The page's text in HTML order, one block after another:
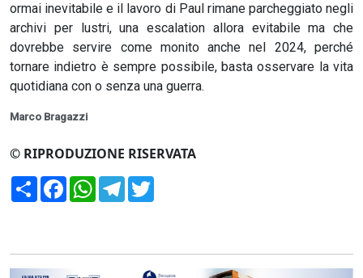
ormai inevitabile e il lavoro di Paul rimane parcheggiato negli
archivi per lustri, una escalation allora evitabile ma che
dovrebbe servire come monito anche nel 2024, perché
tornare indietro è sempre possibile, basta osservare la vita
quotidiana con o senza una guerra.
Marco Bragazzi
© RIPRODUZIONE RISERVATA
CondividiFacebookWhatsApp
Telegram